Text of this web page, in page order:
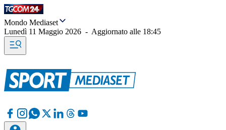
Mondo Mediaset
Lunedì 11 Maggio 2026 - Aggiornato alle 18:45